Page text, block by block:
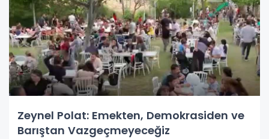
Zeynel Polat: Emekten, Demokrasiden ve
Barıştan Vazgeçmeyeceğiz